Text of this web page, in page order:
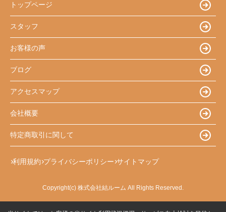
トップページ
スタッフ
お客様の声
ブログ
アクセスマップ
会社概要
特定商取引に関して
利用規約 プライバシーポリシー サイトマップ
Copyright(c) 株式会社結ルーム All Rights Reserved.